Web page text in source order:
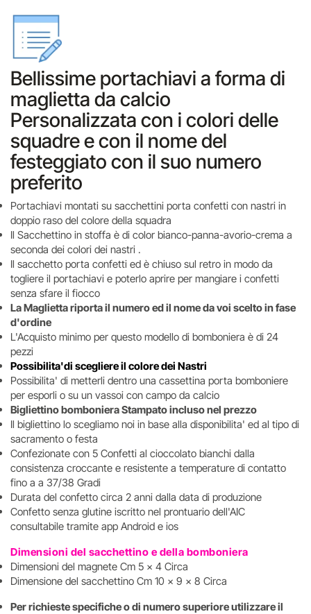
Bellissime portachiavi a forma di
maglietta da calcio
Personalizzata con i colori delle
squadre e con il nome del
festeggiato con il suo numero
preferito
Portachiavi montati su sacchettini porta confetti con nastri in
doppio raso del colore della squadra
Il Sacchettino in stoffa è di color bianco-panna-avorio-crema a
seconda dei colori dei nastri .
Il sacchetto porta confetti ed è chiuso sul retro in modo da
togliere il portachiavi e poterlo aprire per mangiare i confetti
senza sfare il fiocco
La Maglietta riporta il numero ed il nome da voi scelto in fase
d'ordine
L'Acquisto minimo per questo modello di bomboniera è di 24
pezzi
Possibilita'di scegliere il colore dei Nastri
Possibilita' di metterli dentro una cassettina porta bomboniere
per esporli o su un vassoi con campo da calcio
Bigliettino bomboniera Stampato incluso nel prezzo
Il bigliettino lo scegliamo noi in base alla disponibilita' ed al tipo di
sacramento o festa
Confezionate con 5 Confetti al cioccolato bianchi dalla
consistenza croccante e resistente a temperature di contatto
fino a a 37/38 Gradi
Durata del confetto circa 2 anni dalla data di produzione
Confetto senza glutine iscritto nel prontuario dell'AIC
consultabile tramite app Android e ios
Dimensioni del sacchettino e della bomboniera
Dimensioni del magnete Cm 5 x 4 Circa
Dimensione del sacchettino Cm 10 x 9 x 8 Circa
Per richieste specifiche o di numero superiore utilizzare il